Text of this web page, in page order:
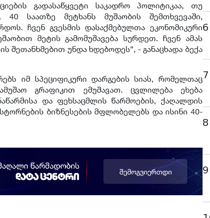
გადასაწყვეტი საკადრო პოლიტიკაა, თუ
საათზე მეტხანს მუშაობის შემთხვევაში,
ჩვენ გვესმის დასაქმებულთა ეკონომიკური
მეტის გამომუშავება სურდეთ. ჩვენ ამას
შეთანხმებით უნდა ხდებოდეს”, - განაცხადა ბექა
იმ სპეციფიკური დარგების სიას, რომელთაც
გრაფიკით ემუშავათ. ცვლილება ეხება
და ფეხსაცმლის წარმოების, ქაღალდის
ბიზნესების მფლობელებს და ისინი 40-
6
7
8
9